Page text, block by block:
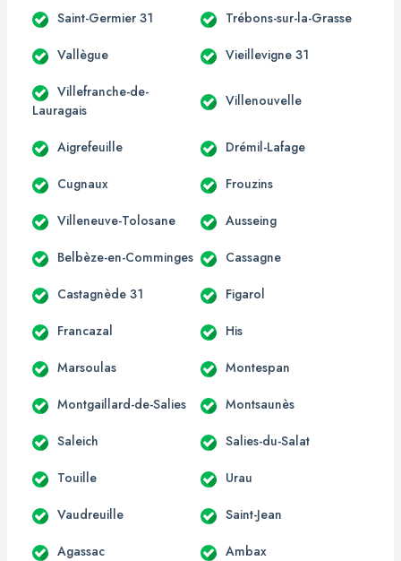
Saint-Germier 31 Trébons-sur-la-Grasse
Vallègue Vieillevigne 31
Villefranche-de-
Lauragais
Villenouvelle
Aigrefeuille Drémil-Lafage
Cugnaux Frouzins
Villeneuve-Tolosane Ausseing
Belbèze-en-Comminges Cassagne
Castagnède 31 Figarol
Francazal His
Marsoulas Montespan
Montgaillard-de-Salies Montsaunès
Saleich Salies-du-Salat
Touille Urau
Vaudreuille Saint-Jean
Agassac Ambax